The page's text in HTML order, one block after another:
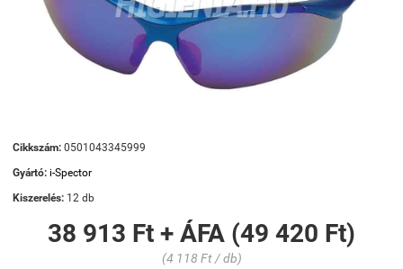
Cikkszám: 0501043345999
Gyártó: i-Spector
Kiszerelés: 12 db
38 913 Ft + ÁFA (49 420 Ft)
(4 118 Ft / db)